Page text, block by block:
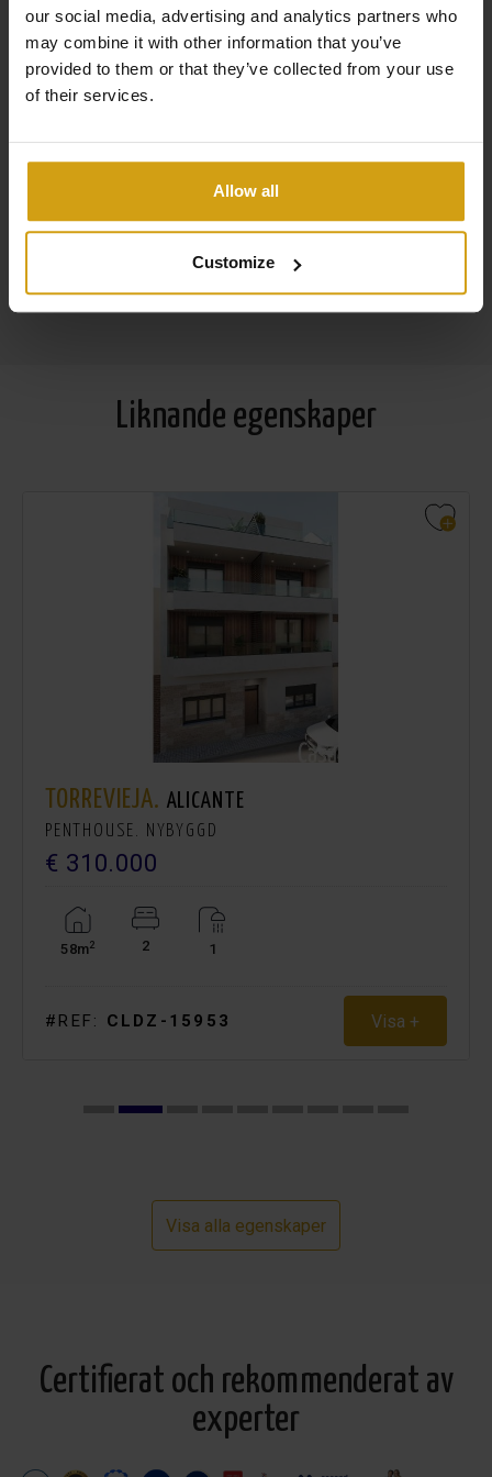
our social media, advertising and analytics partners who
may combine it with other information that you’ve
provided to them or that they’ve collected from your use
of their services.
Allow all
Customize
Försäljning och uthyrning under ett tak
Ta hand om allt från A till Ö när du köper ett hus i
Flexibla alternativ för att maximera din hyresavkastning
29 års erfarenhet inom fastighets- och
fastighetsförvaltningsbranschen
Läs mer om oss
Liknande egenskaper
TORREVIEJA. ALICANTE
PENTHOUSE. NYBYGGD
€ 310.000
58m2 2 1
#REF: CLDZ-15953 Visa +
Visa alla egenskaper
Certifierat och rekommenderat av
experter